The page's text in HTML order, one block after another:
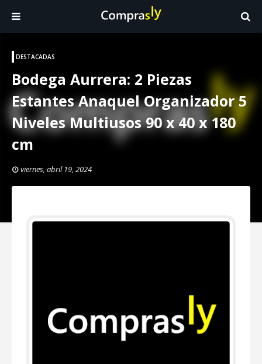
DESTACADAS
Bodega Aurrera: 2 Piezas
Estantes Anaquel Organizador 5
Niveles Multiusos 90 x 40 x 180
cm
viernes, abril 19, 2024